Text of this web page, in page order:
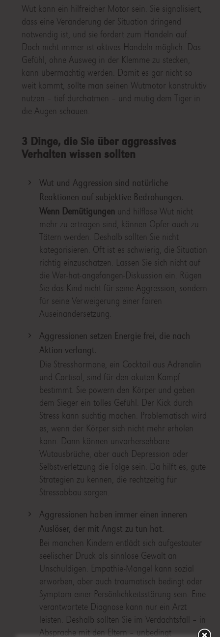
Wut kann ein hilfreicher Motor sein. Sie signalisiert,
dass eine Veränderung der Situation dringend
notwendig ist, und sie fordert zum Handeln auf.
Doch nicht immer ist aktives Handeln möglich. Das
Gefühl, ohne Ausweg in der Klemme zu stecken,
kann übermächtig werden. Damit es gar nicht so
weit kommt, sollte man seinen Wutmotor konstruktiv
nutzen – tief durchatmen – und mutig dem Tiger in
die Augen schauen.
3 Dinge, die Sie über aggressives
Verhalten wissen sollten
Wut und Aggression sind natürliche
Reaktionen auf subjektive Bedrohungen.
Wenn Demütigungen und hilflose Wut nicht
mehr zu ertragen sind, können Opfer auch zu
Tätern werden. Deshalb sollten Sie nicht
kategorisieren. Oft ist es schwierig, die Situation
richtig einzuschätzen. Lassen Sie sich nicht auf
die Wer-hat-angefangen-Diskussion ein. Rügen
Sie das Kind nicht für seine Aggression, sondern
für seine Verweigerung einer fairen
Auseinandersetzung.
Aggressionen setzen Energie frei, die nach
Aktion verlangt.
Die Stresshormone, ein Cocktail aus Adrenalin
und Cortisol, sind für den akuten Kampf
bestimmt. Sie powern den Körper und geben
dem Sieger ein tolles Gefühl. Der Kick durch
Stress kann süchtig machen. Problematisch wird
es, wenn der Körper sich nicht mehr erholen
kann. Dann können unvorhersehbare
Wutausbrüche, aber auch Depression oder
Selbstverletzung die Folge sein. Da hilft es, gute
Strategien zu kennen, die rechtzeitig für
Stressabbau sorgen.
Aggressionen haben immer einen inneren
Auslöser, der mit Angst zu tun hat.
Bei manchen Kindern entlädt sich aufgestauter
seelischer Druck als sinnlose Gewalt an
Unschuldigen. Empathie-Mangel kann sozial
erworben, aber auch traumatisch bedingt oder
Symptom einer Persönlichkeitsstörung sein. Eine
verantwortete Diagnose kann nur ein Arzt
leisten. Deshalb sollten Sie im Verdachtsfall – in
Absprache mit den Eltern – unbedingt